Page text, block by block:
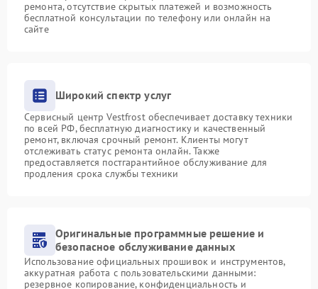
ремонта, отсутствие скрытых платежей и возможность
бесплатной консультации по телефону или онлайн на
сайте
Широкий спектр услуг
Сервисный центр Vestfrost обеспечивает доставку техники
по всей РФ, бесплатную диагностику и качественный
ремонт, включая срочный ремонт. Клиенты могут
отслеживать статус ремонта онлайн. Также
предоставляется постгарантийное обслуживание для
продления срока службы техники
Оригинальные программные решение и
безопасное обслуживание данных
Использование официальных прошивок и инструментов,
аккуратная работа с пользовательскими данными:
резервное копирование, конфиденциальность и